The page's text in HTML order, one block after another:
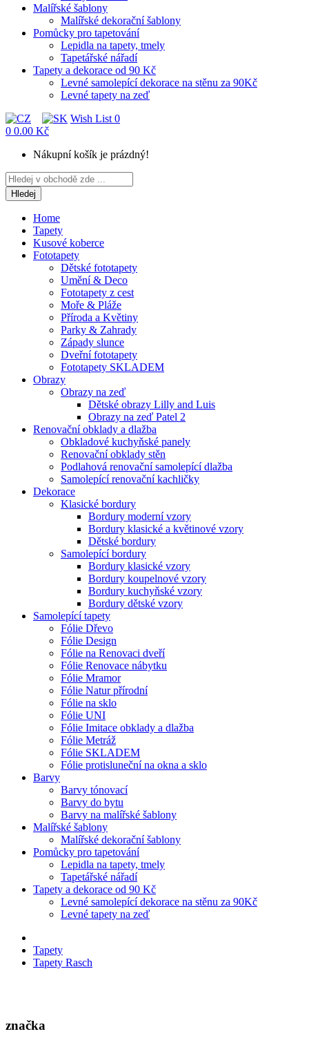
Malířské šablony
Malířské dekorační šablony
Pomůcky pro tapetování
Lepidla na tapety, tmely
Tapetářské nářadí
Tapety a dekorace od 90 Kč
Levné samolepící dekorace na stěnu za 90Kč
Levné tapety na zeď
Wish List 0
0 0.00 Kč
Nákupní košík je prázdný!
Hledej
Home
Tapety
Kusové koberce
Fototapety
Dětské fototapety
Umění & Deco
Fototapety z cest
Moře & Pláže
Příroda a Květiny
Parky & Zahrady
Západy slunce
Dveřní fototapety
Fototapety SKLADEM
Obrazy
Obrazy na zeď
Dětské obrazy Lilly and Luis
Obrazy na zeď Patel 2
Renovační obklady a dlažba
Obkladové kuchyňské panely
Renovační obklady stěn
Podlahová renovační samolepící dlažba
Samolepící renovační kachličky
Dekorace
Klasické bordury
Bordury moderní vzory
Bordury klasické a květinové vzory
Dětské bordury
Samolepící bordury
Bordury klasické vzory
Bordury koupelnové vzory
Bordury kuchyňské vzory
Bordury dětské vzory
Samolepící tapety
Fólie Dřevo
Fólie Design
Fólie na Renovaci dveří
Fólie Renovace nábytku
Fólie Mramor
Fólie Natur přírodní
Fólie na sklo
Fólie UNI
Fólie Imitace obklady a dlažba
Fólie Metráž
Fólie SKLADEM
Fólie protisluneční na okna a sklo
Barvy
Barvy tónovací
Barvy do bytu
Barvy na malířské šablony
Malířské šablony
Malířské dekorační šablony
Pomůcky pro tapetování
Lepidla na tapety, tmely
Tapetářské nářadí
Tapety a dekorace od 90 Kč
Levné samolepící dekorace na stěnu za 90Kč
Levné tapety na zeď
Tapety
Tapety Rasch
značka